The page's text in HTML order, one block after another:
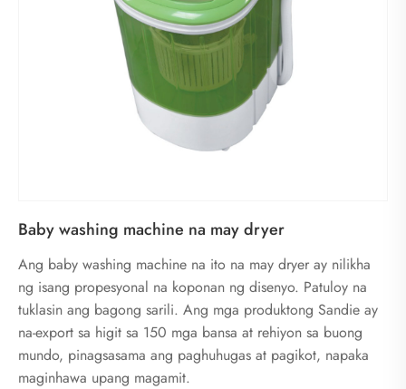
Baby washing machine na may dryer
Ang baby washing machine na ito na may dryer ay nilikha
ng isang propesyonal na koponan ng disenyo. Patuloy na
tuklasin ang bagong sarili. Ang mga produktong Sandie ay
na-export sa higit sa 150 mga bansa at rehiyon sa buong
mundo, pinagsasama ang paghuhugas at pagikot, napaka
maginhawa upang magamit.